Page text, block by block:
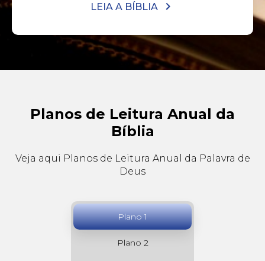
LEIA A BÍBLIA
Planos de Leitura Anual da
Bíblia
Veja aqui Planos de Leitura Anual da Palavra de
Deus
Plano 1
Plano 2